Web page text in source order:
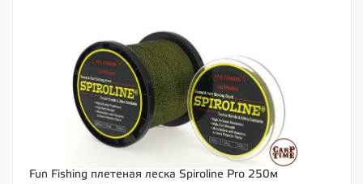
Fun Fishing плетеная леска Spiroline Pro 250м